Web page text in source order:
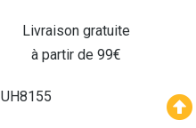
Livraison gratuite
à partir de 99€
UH8155